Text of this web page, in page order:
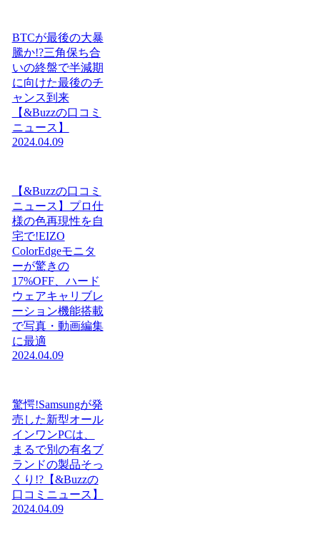
BTCが最後の大暴
騰か!?三角保ち合
いの終盤で半減期
に向けた最後のチ
ャンス到来
【&Buzzの口コミ
ニュース】
2024.04.09
【&Buzzの口コミ
ニュース】プロ仕
様の色再現性を自
宅で!EIZO
ColorEdgeモニタ
ーが驚きの
17%OFF、ハード
ウェアキャリブレ
ーション機能搭載
で写真・動画編集
に最適
2024.04.09
驚愕!Samsungが発
売した新型オール
インワンPCは、
まるで別の有名ブ
ランドの製品そっ
くり!?【&Buzzの
口コミニュース】
2024.04.09